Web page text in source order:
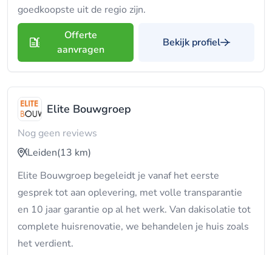
goedkoopste uit de regio zijn.
Offerte
aanvragen
Bekijk profiel
Elite Bouwgroep
Nog geen reviews
Leiden(13 km)
Elite Bouwgroep begeleidt je vanaf het eerste
gesprek tot aan oplevering, met volle transparantie
en 10 jaar garantie op al het werk. Van dakisolatie tot
complete huisrenovatie, we behandelen je huis zoals
het verdient.